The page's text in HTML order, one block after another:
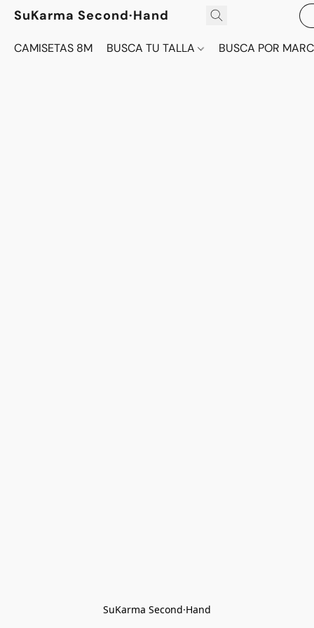
SuKarma Second·Hand
CAMISETAS 8M BUSCA TU TALLA BUSCA POR
SuKarma Second·Hand